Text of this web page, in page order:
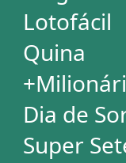
+Milionária
Dia de Sorte
Timemania
Dupla-Sena
Lotomania
Super Sete